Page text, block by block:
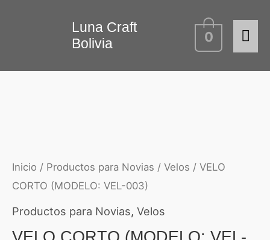
Luna Craft
Bolivia
0
Inicio / Productos para Novias / Velos / VELO
CORTO (MODELO: VEL-003)
Productos para Novias, Velos